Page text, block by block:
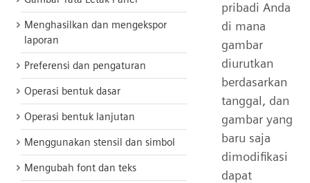
Menghasilkan dan mengekspor
laporan
Preferensi dan pengaturan
Operasi bentuk dasar
Operasi bentuk lanjutan
Menggunakan stensil dan simbol
Mengubah font dan teks
pribadi Anda
di mana
gambar
diurutkan
berdasarkan
tanggal, dan
gambar yang
baru saja
dimodifikasi
dapat